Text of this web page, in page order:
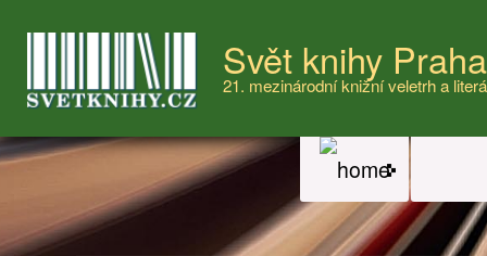
Svět knihy
21. mezinárodní knižní veletrh a